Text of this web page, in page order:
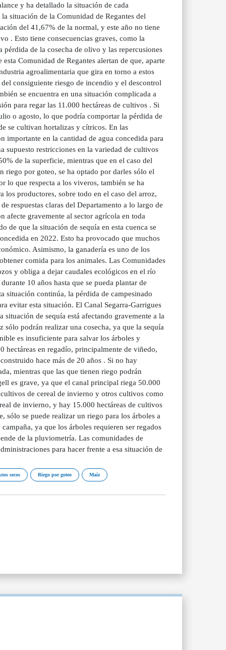
y ha detallado la situación de cada
situación de la Comunidad de Regantes del
del 41,67% de la normal, y este año no tiene
. Esto tiene consecuencias graves, como la
de la cosecha de olivo y las repercusiones
Comunidad de Regantes alertan de que, aparte
agroalimentaria que gira en torno a estos
consiguiente riesgo de incendio y el descontrol
se encuentra en una situación complicada a
para regar las 11.000 hectáreas de cultivos . Si
o agosto, lo que podría comportar la pérdida de
se cultivan hortalizas y cítricos. En las
importante en la cantidad de agua concedida para
supuesto restricciones en la variedad de cultivos
de la superficie, mientras que en el caso del
riego por goteo, se ha optado por darles sólo el
lo que respecta a los viveros, también se ha
los productores, sobre todo en el caso del arroz,
respuestas claras del Departamento a lo largo de
afecte gravemente al sector agrícola en toda
de que la situación de sequía en esta cuenca se
en 2022. Esto ha provocado que muchos
Asimismo, la ganadería es uno de los
comida para los animales. Las Comunidades
y obliga a dejar caudales ecológicos en el río
10 años hasta que se pueda plantar de
situación continúa, la pérdida de campesinado
evitar esta situación. El Canal Segarra-Garrigues
situación de sequía está afectando gravemente a la
podrán realizar una cosecha, ya que la sequía
es insuficiente para salvar los árboles y
hectáreas en regadío, principalmente de viñedo,
hace más de 20 años . Si no hay
mientras que las que tienen riego podrán
es grave, ya que el canal principal riega 50.000
de cereal de invierno y otros cultivos como
de invierno, y hay 15.000 hectáreas de cultivos
sólo se puede realizar un riego para los árboles a
ya que los árboles requieren ser regados
de la pluviometría. Las comunidades de
para hacer frente a esa situación de
secos Riego por goteo Maíz